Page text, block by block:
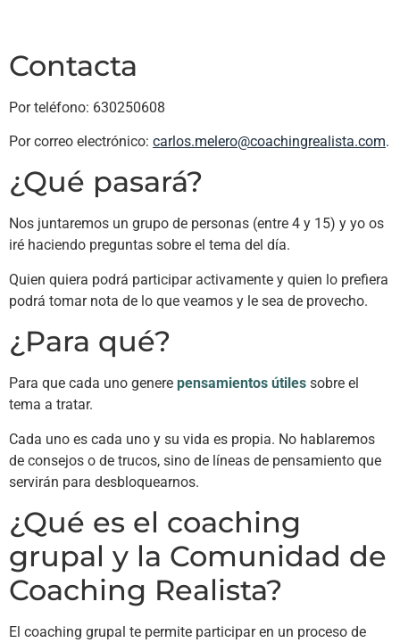
Contacta
Por teléfono: 630250608
Por correo electrónico: carlos.melero@coachingrealista.com.
¿Qué pasará?
Nos juntaremos un grupo de personas (entre 4 y 15) y yo os
iré haciendo preguntas sobre el tema del día.
Quien quiera podrá participar activamente y quien lo prefiera
podrá tomar nota de lo que veamos y le sea de provecho.
¿Para qué?
Para que cada uno genere pensamientos útiles sobre el
tema a tratar.
Cada uno es cada uno y su vida es propia. No hablaremos
de consejos o de trucos, sino de líneas de pensamiento que
servirán para desbloquearnos.
¿Qué es el coaching
grupal y la Comunidad de
Coaching Realista?
El coaching grupal te permite participar en un proceso de